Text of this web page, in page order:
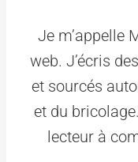
Je m’appelle
web. J’écris
et sourcés
et du
lecteur à